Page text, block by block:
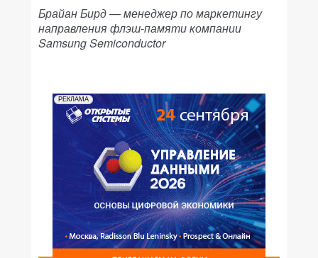
Брайан Бирд — менеджер по маркетингу
направления флэш-памяти компании
Samsung Semiconductor
РЕКЛАМА